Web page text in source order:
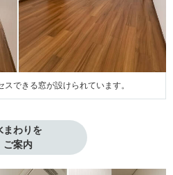
できる窓が設けられています。
まわりを
ご案内